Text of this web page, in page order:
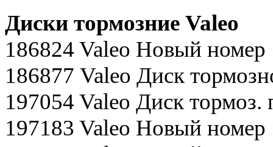
Диски тормозние Valeo
186824 Valeo Новый номер
186877 Valeo Диск
197054 Valeo Диск тормоз.
197183 Valeo Новый номер